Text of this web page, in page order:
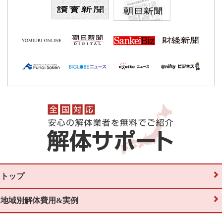
トップ
地域別解体費用&実例